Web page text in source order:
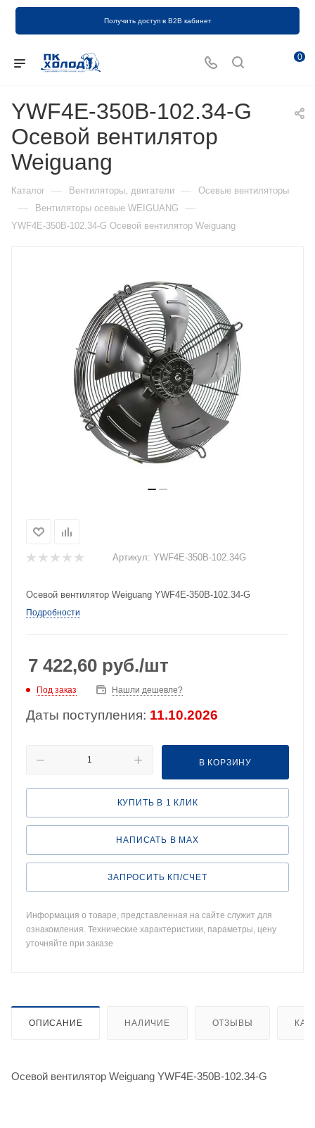
Получить доступ в B2B кабинет
0
YWF4E-350B-102.34-G
Осевой вентилятор
Weiguang
Каталог — Вентиляторы, двигатели — Осевые вентиляторы
— Вентиляторы осевые WEIGUANG —
YWF4E-350B-102.34-G Осевой вентилятор Weiguang
Артикул: YWF4E-350B-102.34G
Осевой вентилятор Weiguang YWF4E-350B-102.34-G
Подробности
7 422,60 руб./шт
Под заказ Нашли дешевле?
Даты поступления: 11.10.2026
В КОРЗИНУ
КУПИТЬ В 1 КЛИК
НАПИСАТЬ В MAX
ЗАПРОСИТЬ КП/СЧЕТ
Информация о товаре, представленная на сайте служит для
ознакомления. Технические характеристики, параметры, цену
уточняйте при заказе
ОПИСАНИЕ НАЛИЧИЕ ОТЗЫВЫ
Осевой вентилятор Weiguang YWF4E-350B-102.34-G